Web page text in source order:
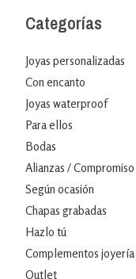
Categorías
Joyas personalizadas
Con encanto
Joyas waterproof
Para ellos
Bodas
Alianzas / Compromiso
Según ocasión
Chapas grabadas
Hazlo tú
Complementos joyería
Outlet